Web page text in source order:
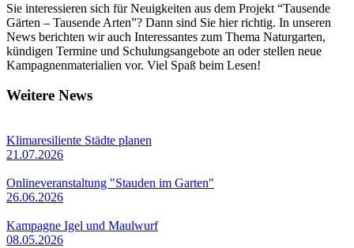
Sie interessieren sich für Neuigkeiten aus dem Projekt “Tausende
Gärten – Tausende Arten”? Dann sind Sie hier richtig. In unseren
News berichten wir auch Interessantes zum Thema Naturgarten,
kündigen Termine und Schulungsangebote an oder stellen neue
Kampagnenmaterialien vor. Viel Spaß beim Lesen!
Weitere News
Klimaresiliente Städte planen
21.07.2026
Onlineveranstaltung "Stauden im Garten"
26.06.2026
Kampagne Igel und Maulwurf
08.05.2026